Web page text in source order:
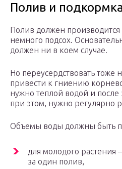
Полив и подкормка
Полив должен производится
немного подсох.
должен ни в коем случае.
Но переусердствовать тоже
привести к гниению
нужно теплой водой и после
при этом, нужно регулярно
Объемы воды должны быть
для молодого
за один полив,